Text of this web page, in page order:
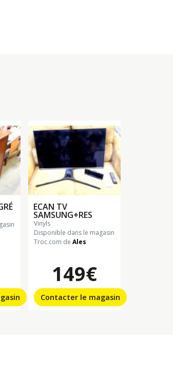
ECAN TV
SAMSUNG+RES
vinyls
Disponible dans le magasin
Troc.com de Ales
149€
Contacter le magasin